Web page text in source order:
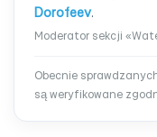
Dorofeev.
Moderator sekcji
Obecnie
są weryfikowane